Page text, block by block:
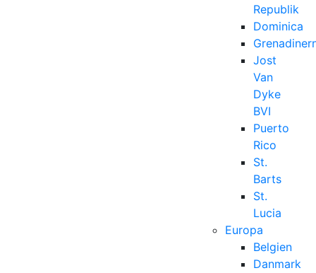
Republik
Dominica
Jost
Van
Dyke
BVI
Puerto
Rico
St.
Barts
St.
Lucia
Europa
Belgien
Danmark